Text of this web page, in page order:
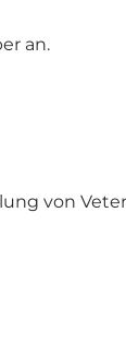
an.
von